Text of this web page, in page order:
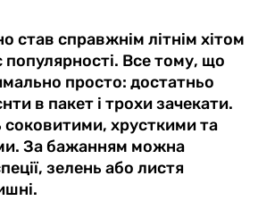
став справжнім літнім хітом
популярності. Все тому, що
просто: достатньо
в пакет і трохи зачекати.
соковитими, хрусткими та
За бажанням можна
зелень або листя